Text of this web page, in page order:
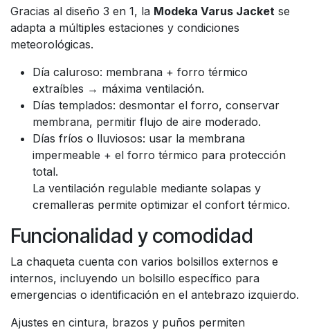
Gracias al diseño 3 en 1, la Modeka Varus Jacket se
adapta a múltiples estaciones y condiciones
meteorológicas.
Día caluroso: membrana + forro térmico
extraíbles → máxima ventilación.
Días templados: desmontar el forro, conservar
membrana, permitir flujo de aire moderado.
Días fríos o lluviosos: usar la membrana
impermeable + el forro térmico para protección
total.
La ventilación regulable mediante solapas y
cremalleras permite optimizar el confort térmico.
Funcionalidad y comodidad
La chaqueta cuenta con varios bolsillos externos e
internos, incluyendo un bolsillo específico para
emergencias o identificación en el antebrazo izquierdo.
Ajustes en cintura, brazos y puños permiten